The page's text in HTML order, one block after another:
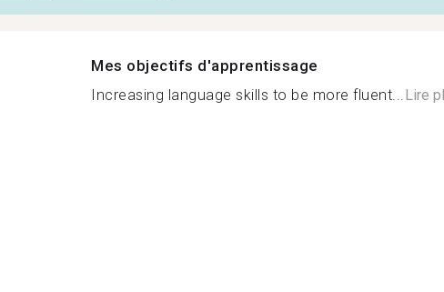
Mes objectifs d'apprentissage
Increasing language skills to be more fluent... Lire